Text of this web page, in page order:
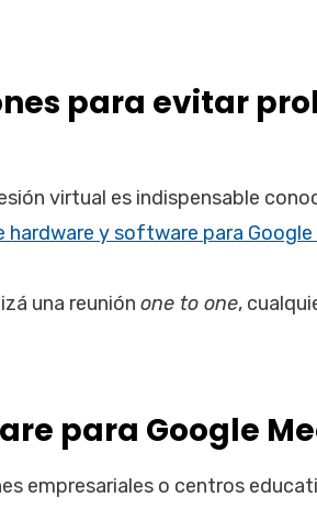
para evitar
virtual es indispensable
hardware y software para
una reunión one to one,
para Google
empresariales o centros